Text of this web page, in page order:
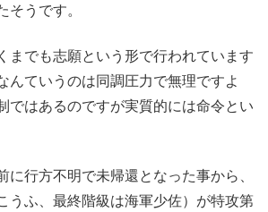
そうです。
までも志願という形で行われています
んていうのは同調圧力で無理ですよ
ではあるのですが実質的には命令とい
に行方不明で未帰還となった事から、
うふ、最終階級は海軍少佐）が特攻第